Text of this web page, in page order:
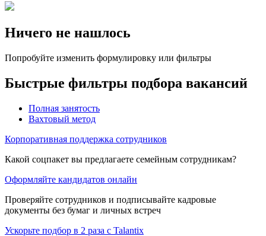
Ничего не нашлось
Попробуйте изменить формулировку или фильтры
Быстрые фильтры подбора вакансий
Полная занятость
Вахтовый метод
Корпоративная поддержка сотрудников
Какой соцпакет вы предлагаете семейным сотрудникам?
Оформляйте кандидатов онлайн
Проверяйте сотрудников и подписывайте кадровые
документы без бумаг и личных встреч
Ускорьте подбор в 2 раза с Talantix